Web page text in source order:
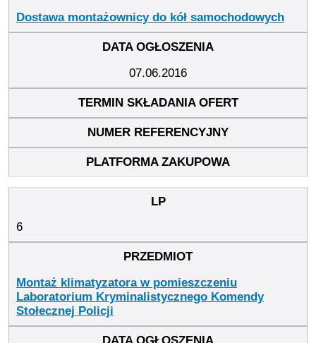
Dostawa montażownicy do kół samochodowych
07.06.2016
6
Montaż klimatyzatora w pomieszczeniu
Laboratorium Kryminalistycznego Komendy
Stołecznej Policji